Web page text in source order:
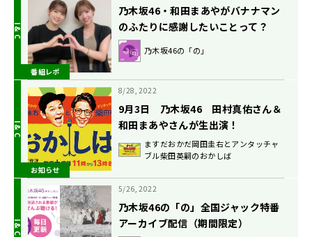
番組レポ
乃木坂46・和田まあやがバナナマン
のふたりに感謝したいことって？
乃木坂46の「の」
お知らせ
8/28, 2022
9月3日 乃木坂46 田村真佑さん＆
和田まあやさんが生出演！
ますだおかだ岡田圭右とアンタッチャ
ブル柴田英嗣のおかしば
5/26, 2022
乃木坂46の「の」全国ジャック特番
アーカイブ配信（期間限定）